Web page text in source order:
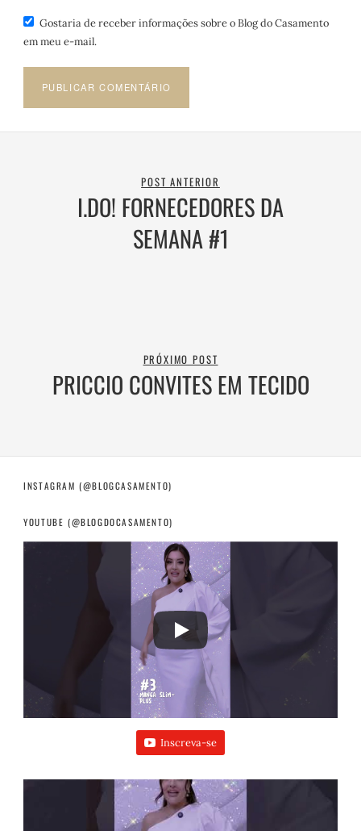
Gostaria de receber informações sobre o Blog do Casamento
em meu e-mail.
POST ANTERIOR
I.DO! FORNECEDORES DA
SEMANA #1
PRÓXIMO POST
PRICCIO CONVITES EM TECIDO
INSTAGRAM (@BLOGCASAMENTO)
YOUTUBE (@BLOGDOCASAMENTO)
Inscreva-se